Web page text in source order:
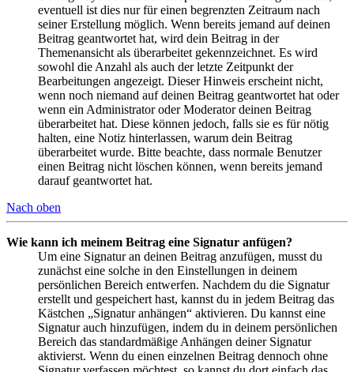
eventuell ist dies nur für einen begrenzten Zeitraum nach
seiner Erstellung möglich. Wenn bereits jemand auf deinen
Beitrag geantwortet hat, wird dein Beitrag in der
Themenansicht als überarbeitet gekennzeichnet. Es wird
sowohl die Anzahl als auch der letzte Zeitpunkt der
Bearbeitungen angezeigt. Dieser Hinweis erscheint nicht,
wenn noch niemand auf deinen Beitrag geantwortet hat oder
wenn ein Administrator oder Moderator deinen Beitrag
überarbeitet hat. Diese können jedoch, falls sie es für nötig
halten, eine Notiz hinterlassen, warum dein Beitrag
überarbeitet wurde. Bitte beachte, dass normale Benutzer
einen Beitrag nicht löschen können, wenn bereits jemand
darauf geantwortet hat.
Nach oben
Wie kann ich meinem Beitrag eine Signatur anfügen?
Um eine Signatur an deinen Beitrag anzufügen, musst du
zunächst eine solche in den Einstellungen in deinem
persönlichen Bereich entwerfen. Nachdem du die Signatur
erstellt und gespeichert hast, kannst du in jedem Beitrag das
Kästchen „Signatur anhängen“ aktivieren. Du kannst eine
Signatur auch hinzufügen, indem du in deinem persönlichen
Bereich das standardmäßige Anhängen deiner Signatur
aktivierst. Wenn du einen einzelnen Beitrag dennoch ohne